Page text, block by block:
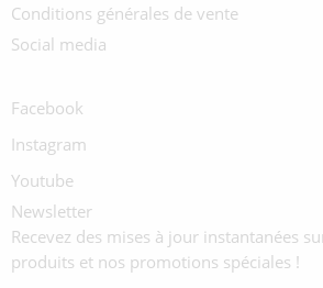
Conditions générales de vente
Social media
Facebook
Instagram
Youtube
Newsletter
Recevez des mises à jour instantanées
produits et nos promotions spéciales !